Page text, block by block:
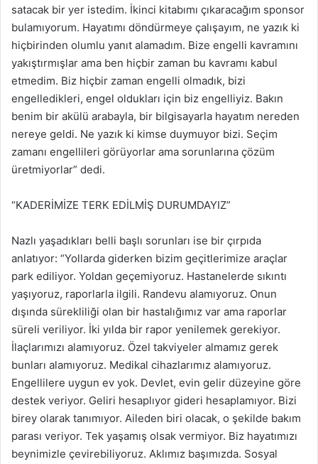
satacak bir yer istedim. İkinci kitabımı çıkaracağım sponsor
bulamıyorum. Hayatımı döndürmeye çalışayım, ne yazık ki
hiçbirinden olumlu yanıt alamadım. Bize engelli kavramını
yakıştırmışlar ama ben hiçbir zaman bu kavramı kabul
etmedim. Biz hiçbir zaman engelli olmadık, bizi
engelledikleri, engel oldukları için biz engelliyiz. Bakın
benim bir akülü arabayla, bir bilgisayarla hayatım nereden
nereye geldi. Ne yazık ki kimse duymuyor bizi. Seçim
zamanı engellileri görüyorlar ama sorunlarına çözüm
üretmiyorlar” dedi.
“KADERİMİZE TERK EDİLMİŞ DURUMDAYIZ”
Nazlı yaşadıkları belli başlı sorunları ise bir çırpıda
anlatıyor: “Yollarda giderken bizim geçitlerimize araçlar
park ediliyor. Yoldan geçemiyoruz. Hastanelerde sıkıntı
yaşıyoruz, raporlarla ilgili. Randevu alamıyoruz. Onun
dışında sürekliliği olan bir hastalığımız var ama raporlar
süreli veriliyor. İki yılda bir rapor yenilemek gerekiyor.
İlaçlarımızı alamıyoruz. Özel takviyeler almamız gerek
bunları alamıyoruz. Medikal cihazlarımız alamıyoruz.
Engellilere uygun ev yok. Devlet, evin gelir düzeyine göre
destek veriyor. Geliri hesaplıyor gideri hesaplamıyor. Bizi
birey olarak tanımıyor. Aileden biri olacak, o şekilde bakım
parası veriyor. Tek yaşamış olsak vermiyor. Biz hayatımızı
beynimizle çevirebiliyoruz. Aklımız başımızda. Sosyal